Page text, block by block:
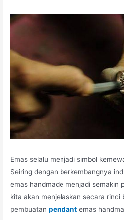
Emas selalu menjadi simbol
Seiring dengan berkembangnya
emas handmade menjadi semakin
kita akan menjelaskan secara rinci
pembuatanpendant emas